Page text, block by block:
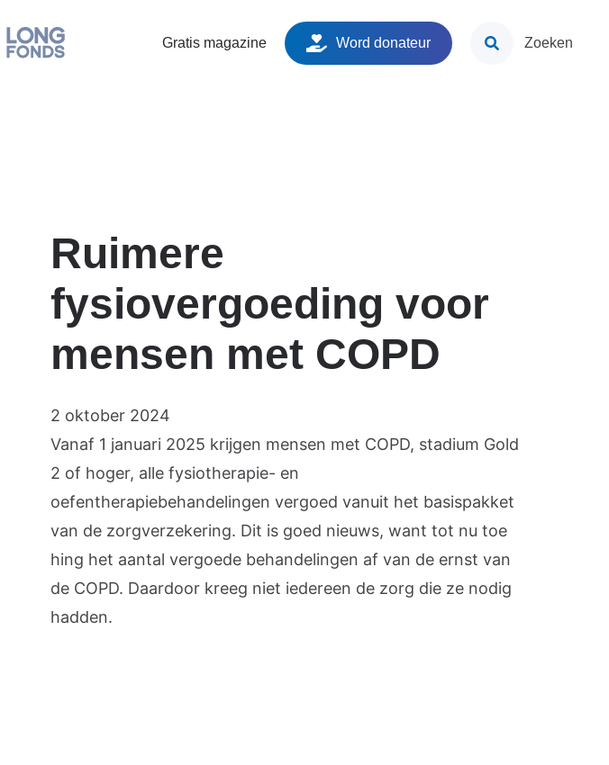
Gratis magazine Word donateur Zoeken
Ruimere
fysiovergoeding voor
mensen met COPD
2 oktober 2024
Vanaf 1 januari 2025 krijgen mensen met COPD, stadium Gold
2 of hoger, alle fysiotherapie- en
oefentherapiebehandelingen vergoed vanuit het basispakket
van de zorgverzekering. Dit is goed nieuws, want tot nu toe
hing het aantal vergoede behandelingen af van de ernst van
de COPD. Daardoor kreeg niet iedereen de zorg die ze nodig
hadden.